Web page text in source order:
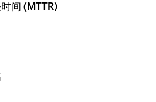
间 (MTTR)